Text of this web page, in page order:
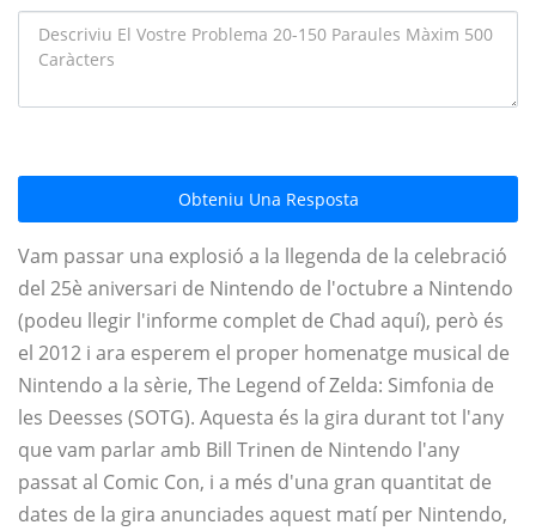
Obteniu Una Resposta
Vam passar una explosió a la llegenda de la celebració
del 25è aniversari de Nintendo de l'octubre a Nintendo
(podeu llegir l'informe complet de Chad aquí), però és
el 2012 i ara esperem el proper homenatge musical de
Nintendo a la sèrie, The Legend of Zelda: Simfonia de
les Deesses (SOTG). Aquesta és la gira durant tot l'any
que vam parlar amb Bill Trinen de Nintendo l'any
passat al Comic Con, i a més d'una gran quantitat de
dates de la gira anunciades aquest matí per Nintendo,